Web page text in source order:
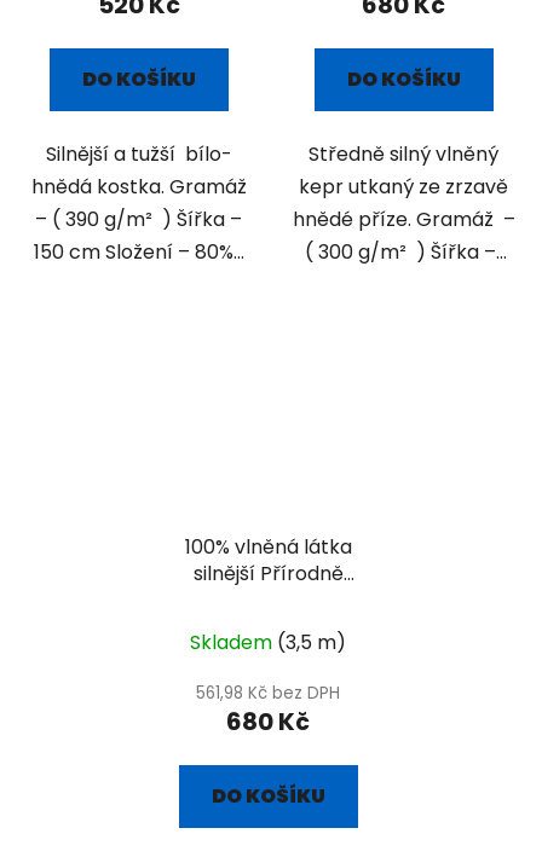
DO KOŠÍKU
Silnější a tužší bílo-
hnědá kostka. Gramáž
– ( 390 g/m² ) Šířka –
150 cm Složení – 80%...
DO KOŠÍKU
Středně silný vlněný
kepr utkaný ze zrzavě
hnědé příze. Gramáž –
( 300 g/m² ) Šířka –...
100% vlněná látka
silnější Přírodně
Skladem (3,5 m)
561,98 Kč bez DPH
680 Kč
DO KOŠÍKU